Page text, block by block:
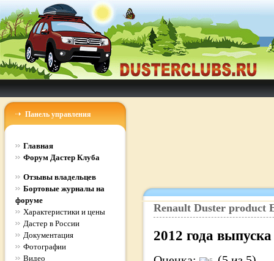
Панель управления
Главная
Форум Дастер Клуба
Отзывы владельцев
Бортовые журналы на
форуме
Характеристики и цены
Дастер в России
Документация
Фотографии
Видео
Renault Duster product
2012 года выпуска